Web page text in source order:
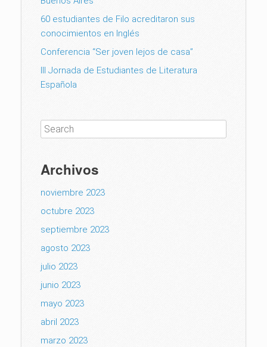
60 estudiantes de Filo acreditaron sus
conocimientos en Inglés
Conferencia “Ser joven lejos de casa”
III Jornada de Estudiantes de Literatura
Española
Archivos
noviembre 2023
octubre 2023
septiembre 2023
agosto 2023
julio 2023
junio 2023
mayo 2023
abril 2023
marzo 2023